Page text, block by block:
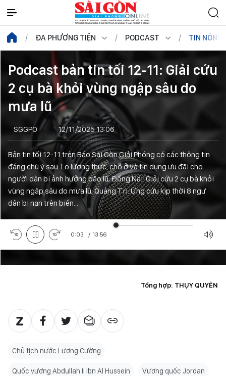
ĐA PHƯƠNG TIỆN PODCAST TIN NÓNG
Podcast bản tin tối 12-11: Giải cứu
2 cụ bà khỏi vùng ngập sâu do
mưa lũ
SGGPO 12/11/2025 13:06
Bản tin tối 12-11 trên Báo Sài Gòn Giải Phóng có các thông tin
đáng chú ý sau: Lo lương thực, chỗ ở và tín dụng ưu đãi cho
người dân bị ảnh hưởng bão lũ; Đồng Nai: Giải cứu 2 cụ bà khỏi
vùng ngập sâu do mưa lũ; Quảng Trị: Ứng cứu kịp thời 8 ngư
dân bị nạn trên biển...
0:04 / 13:56
Tổng hợp: THỤY QUYÊN
Chủ tịch nước Lương Cường
Quốc vương Abdullah II Ibn Al Hussein Vương quốc Jordan